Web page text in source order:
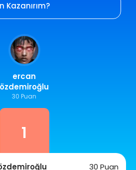
Kazanırım?
ercan
özdemiroğlu
30 Puan
1
30 Puan